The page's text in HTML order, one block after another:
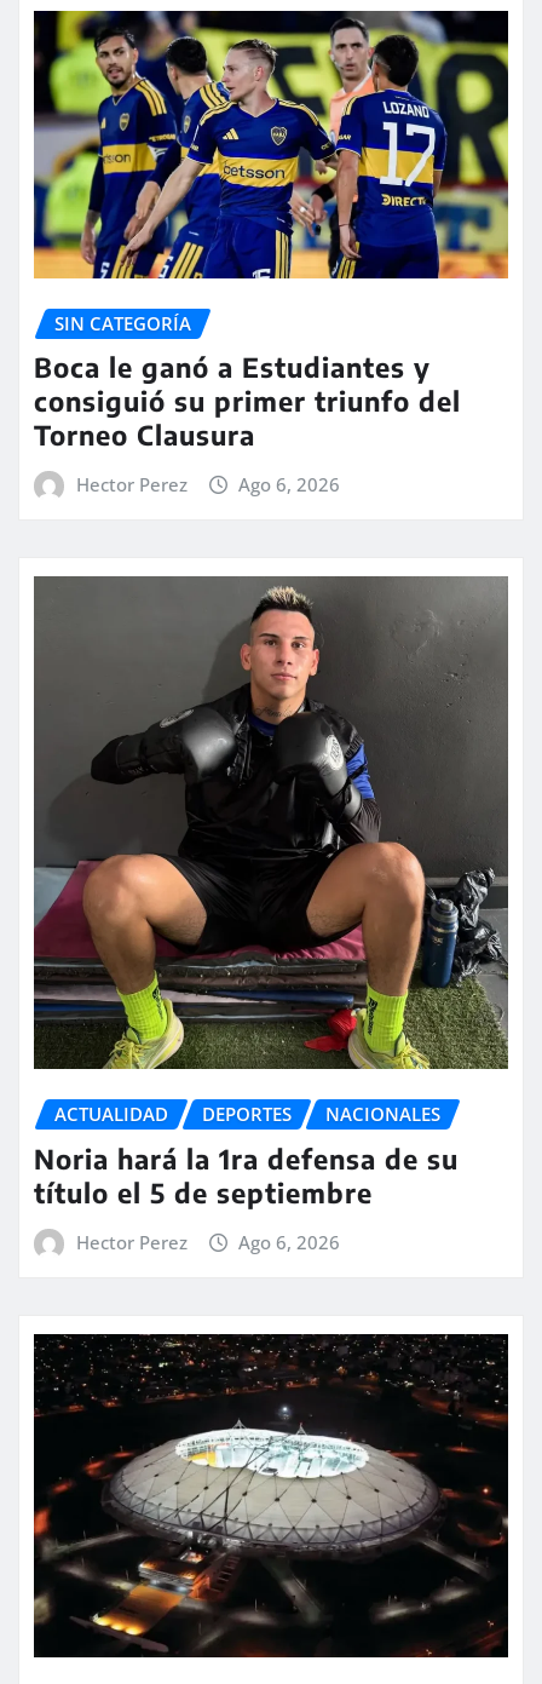
SIN CATEGORÍA
Boca le ganó a Estudiantes y
consiguió su primer triunfo del
Torneo Clausura
Hector Perez Ago 6, 2026
ACTUALIDAD DEPORTES NACIONALES
Noria hará la 1ra defensa de su
título el 5 de septiembre
Hector Perez Ago 6, 2026